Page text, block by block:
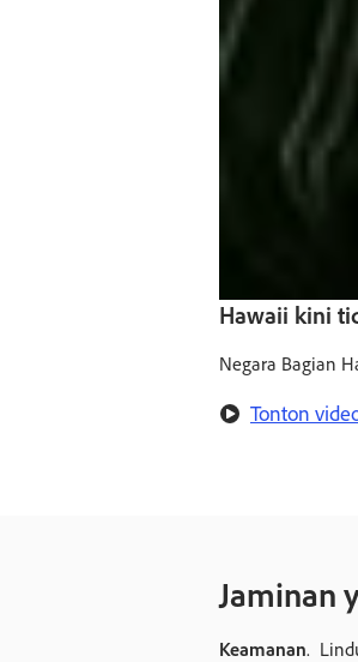
Hawaii kini
Negara Bagian
Tonton
Jaminan
Keamanan.